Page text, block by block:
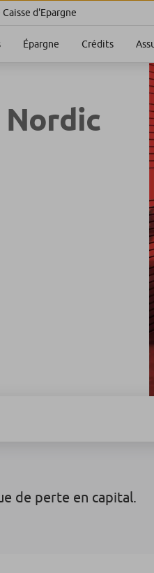
d'Epargne
Épargne Crédits
Nordic
de perte en capital.